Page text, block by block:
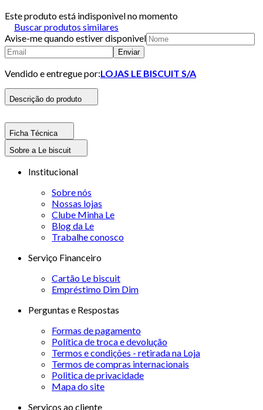
Este produto está indisponivel no momento
Buscar produtos similares
Avise-me quando estiver disponivel
Enviar
Vendido e entregue por:LOJAS LE BISCUIT S/A
Descrição do produto
Ficha Técnica
Sobre a Le biscuit
Institucional
Sobre nós
Nossas lojas
Clube Minha Le
Blog da Le
Trabalhe conosco
Serviço Financeiro
Cartão Le biscuit
Empréstimo Dim Dim
Perguntas e Respostas
Formas de pagamento
Política de troca e devolução
Termos e condições - retirada na Loja
Termos de compras internacionais
Politica de privacidade
Mapa do site
Serviços ao cliente